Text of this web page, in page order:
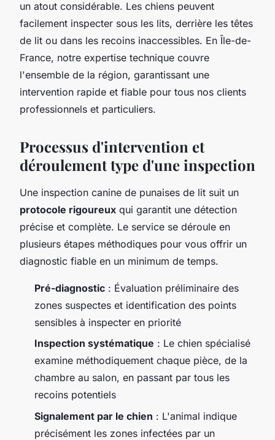
un atout considérable. Les chiens peuvent
facilement inspecter sous les lits, derrière les têtes
de lit ou dans les recoins inaccessibles. En Île-de-
France, notre expertise technique couvre
l'ensemble de la région, garantissant une
intervention rapide et fiable pour tous nos clients
professionnels et particuliers.
Processus d'intervention et
déroulement type d'une inspection
Une inspection canine de punaises de lit suit un
protocole rigoureux qui garantit une détection
précise et complète. Le service se déroule en
plusieurs étapes méthodiques pour vous offrir un
diagnostic fiable en un minimum de temps.
Pré-diagnostic : Évaluation préliminaire des
zones suspectes et identification des points
sensibles à inspecter en priorité
Inspection systématique : Le chien spécialisé
examine méthodiquement chaque pièce, de la
chambre au salon, en passant par tous les
recoins potentiels
Signalement par le chien : L'animal indique
précisément les zones infectées par un